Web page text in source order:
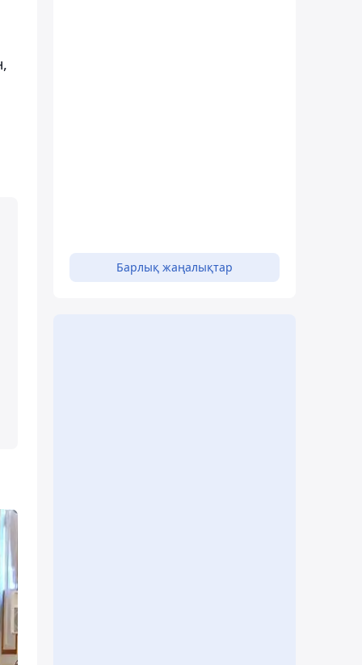
Барлық жаңалықтар